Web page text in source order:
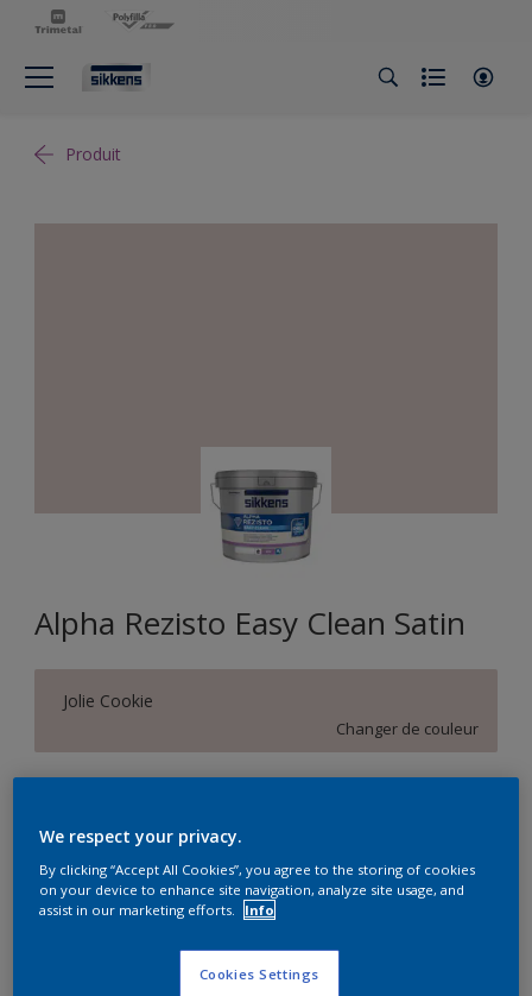
Produit
Alpha Rezisto Easy Clean Satin
Jolie Cookie
Changer de couleur
1L
Quantité Calculateur de peinture
Calculer
We respect your privacy.
By clicking “Accept All Cookies”, you agree to the storing of cookies
on your device to enhance site navigation, analyze site usage, and
assist in our marketing efforts.
Info
Cookies Settings